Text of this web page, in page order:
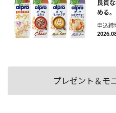
良質
める
申込締
プレゼント＆モ